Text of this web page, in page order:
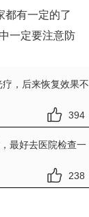
都有一定的了
一定要注意防
，后来恢复效果不
394
最好去医院检查一
238